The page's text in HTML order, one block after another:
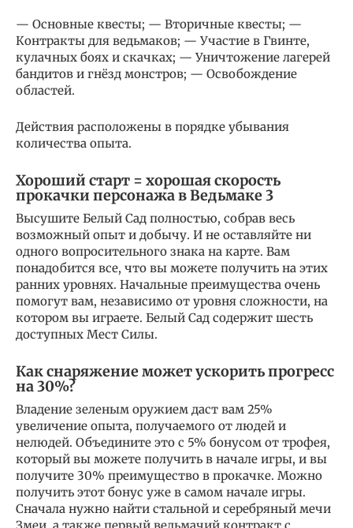
— Основные квесты; — Вторичные квесты; —
Контракты для ведьмаков; — Участие в Гвинте,
кулачных боях и скачках; — Уничтожение лагерей
бандитов и гнёзд монстров; — Освобождение
областей.
Действия расположены в порядке убывания
количества опыта.
Хороший старт = хорошая скорость
прокачки персонажа в Ведьмаке 3
Высушите Белый Сад полностью, собрав весь
возможный опыт и добычу. И не оставляйте ни
одного вопросительного знака на карте. Вам
понадобится все, что вы можете получить на этих
ранних уровнях. Начальные преимущества очень
помогут вам, независимо от уровня сложности, на
котором вы играете. Белый Сад содержит шесть
доступных Мест Силы.
Как снаряжение может ускорить прогресс
на 30%?
Владение зеленым оружием даст вам 25%
увеличение опыта, получаемого от людей и
нелюдей. Объедините это с 5% бонусом от трофея,
который вы можете получить в начале игры, и вы
получите 30% преимущество в прокачке. Можно
получить этот бонус уже в самом начале игры.
Сначала нужно найти стальной и серебряный мечи
Змеи, а также первый ведьмачий контракт с